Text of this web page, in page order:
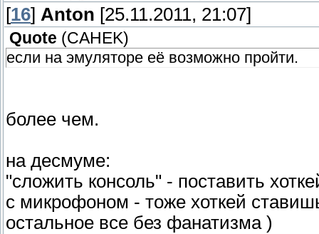
[16] Anton [25.11.2011, 21:07]
Quote (CAHEK)
если на эмуляторе её возможно пройти.
более чем.
на десмуме:
"сложить консоль" - поставить
с микрофоном - тоже хоткей
остальное все без фанатизма )